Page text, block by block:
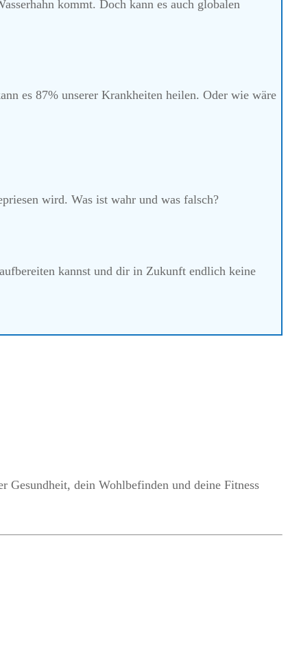
kommt. Doch kann es auch globalen
es 87% unserer Krankheiten heilen. Oder wie wäre
wird. Was ist wahr und was falsch?
kannst und dir in Zukunft endlich keine
Gesundheit, dein Wohlbefinden und deine Fitness